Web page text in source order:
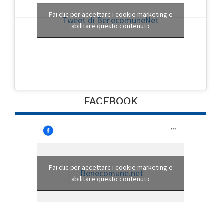
Tweet di BenecomuneNet
Fai clic per accettare i cookie marketing e
abilitare questo contenuto
FACEBOOK
Benecomune.net
Fai clic per accettare i cookie marketing e
abilitare questo contenuto